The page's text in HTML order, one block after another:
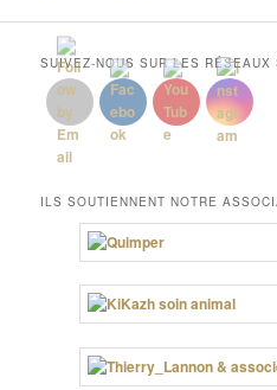
SUIVEZ-NOUS SUR LES RÉSEAUX
ILS SOUTIENNENT NOTRE